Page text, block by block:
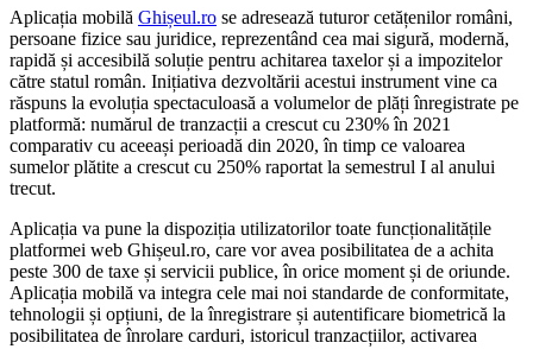
Aplicația mobilă Ghișeul.ro se adresează tuturor cetățenilor români,
persoane fizice sau juridice, reprezentând cea mai sigură, modernă,
rapidă și accesibilă soluție pentru achitarea taxelor și a impozitelor
către statul român. Inițiativa dezvoltării acestui instrument vine ca
răspuns la evoluția spectaculoasă a volumelor de plăți înregistrate pe
platformă: numărul de tranzacții a crescut cu 230% în 2021
comparativ cu aceeași perioadă din 2020, în timp ce valoarea
sumelor plătite a crescut cu 250% raportat la semestrul I al anului
trecut.
Aplicația va pune la dispoziția utilizatorilor toate funcționalitățile
platformei web Ghișeul.ro, care vor avea posibilitatea de a achita
peste 300 de taxe și servicii publice, în orice moment și de oriunde.
Aplicația mobilă va integra cele mai noi standarde de conformitate,
tehnologii și opțiuni, de la înregistrare și autentificare biometrică la
posibilitatea de înrolare carduri, istoricul tranzacțiilor, activarea